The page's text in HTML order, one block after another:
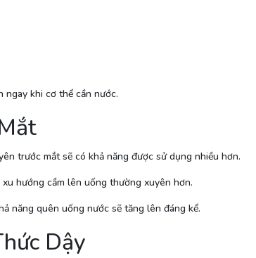
ngay khi cơ thể cần nước.
trước mắt sẽ có khả năng được sử dụng nhiều hơn.
hướng cầm lên uống thường xuyên hơn.
năng quên uống nước sẽ tăng lên đáng kể.
Dậy